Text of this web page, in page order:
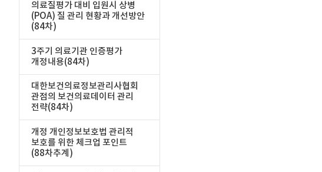
의료질평가 대비 입원시 상병
(POA) 질 관리 현황과 개선방안
(84차)
3주기 의료기관 인증평가
개정내용(84차)
대한보건의료정보관리사협회
관점의 보건의료데이터 관리
전략(84차)
개정 개인정보보호법 관리적
보호를 위한 체크업 포인트
(88차추계)